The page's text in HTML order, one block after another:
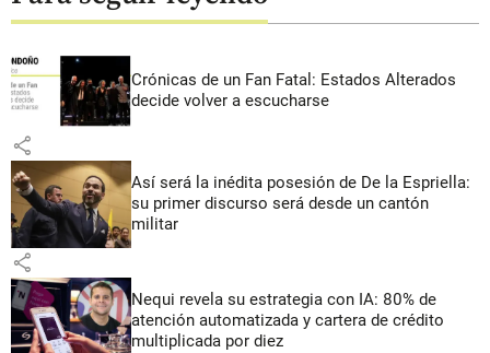
Crónicas de un Fan Fatal: Estados Alterados
decide volver a escucharse
share
Así será la inédita posesión de De la Espriella:
su primer discurso será desde un cantón
militar
share
Nequi revela su estrategia con IA: 80% de
atención automatizada y cartera de crédito
multiplicada por diez